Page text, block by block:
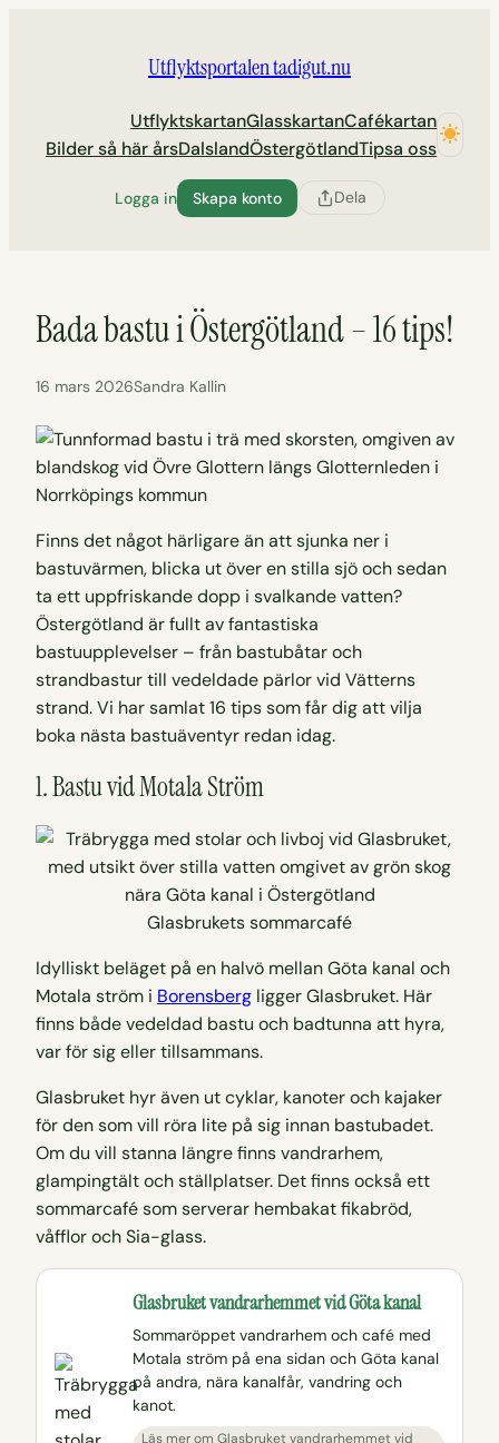
Utflyktsportalen tadigut.nu
UtflyktskartanGlasskartanCafékartan
Bilder så här årsDalslandÖstergötlandTipsa oss
Logga in Skapa konto Dela
Bada bastu i Östergötland – 16 tips!
16 mars 2026Sandra Kallin
Finns det något härligare än att sjunka ner i
bastuvärmen, blicka ut över en stilla sjö och sedan
ta ett uppfriskande dopp i svalkande vatten?
Östergötland är fullt av fantastiska
bastuupplevelser – från bastubåtar och
strandbastur till vedeldade pärlor vid Vätterns
strand. Vi har samlat 16 tips som får dig att vilja
boka nästa bastuäventyr redan idag.
1. Bastu vid Motala Ström
Glasbrukets sommarcafé
Idylliskt beläget på en halvö mellan Göta kanal och
Motala ström i Borensberg ligger Glasbruket. Här
finns både vedeldad bastu och badtunna att hyra,
var för sig eller tillsammans.
Glasbruket hyr även ut cyklar, kanoter och kajaker
för den som vill röra lite på sig innan bastubadet.
Om du vill stanna längre finns vandrarhem,
glampingtält och ställplatser. Det finns också ett
sommarcafé som serverar hembakat fikabröd,
våfflor och Sia-glass.
Glasbruket vandrarhemmet vid Göta kanal
Sommaröppet vandrarhem och café med
Motala ström på ena sidan och Göta kanal
på andra, nära kanalfår, vandring och
kanot.
Läs mer om Glasbruket vandrarhemmet vid